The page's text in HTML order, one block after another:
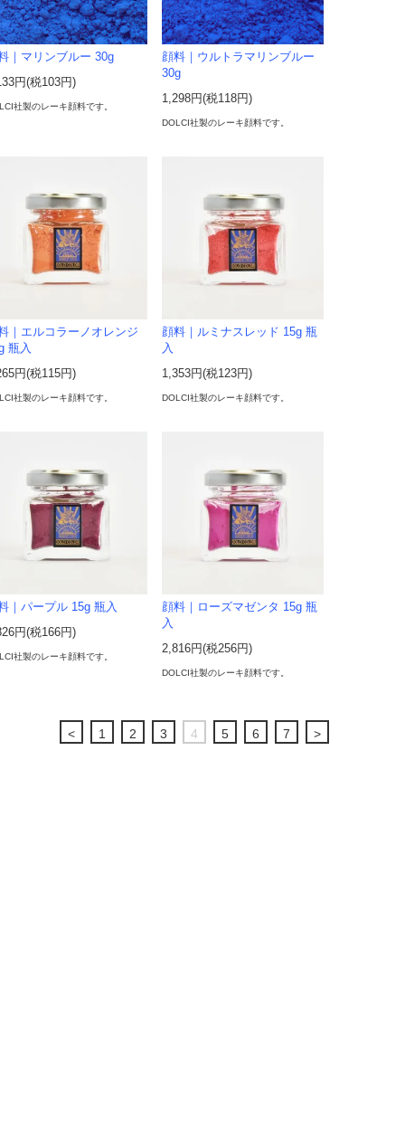
｜マリンブルー 30g
円(税103円)
社製のレーキ顔料です。
顔料｜ウルトラマリンブルー
30g
1,298円(税118円)
DOLCI社製のレーキ顔料です。
｜エルコラーノオレンジ
瓶入
円(税115円)
社製のレーキ顔料です。
顔料｜ルミナスレッド 15g 瓶
入
1,353円(税123円)
DOLCI社製のレーキ顔料です。
｜パープル 15g 瓶入
円(税166円)
社製のレーキ顔料です。
顔料｜ローズマゼンタ 15g 瓶
入
2,816円(税256円)
DOLCI社製のレーキ顔料です。
< 1 2 3 4 5 6 7 >